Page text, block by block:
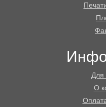
Для
О